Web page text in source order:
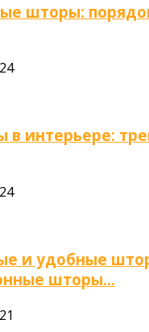
шторы:
в интерьере:
и удобные
шторы…